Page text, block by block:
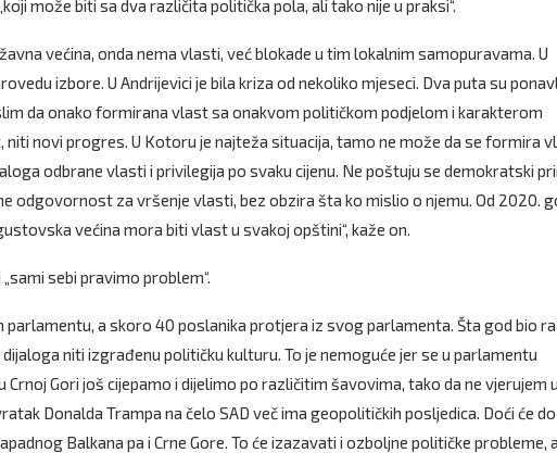
može biti sa dva različita politička pola, ali tako nije u praksi“.
većina, onda nema vlasti, već blokade u tim lokalnim samopuravama. U
izbore. U Andrijevici je bila kriza od nekoliko mjeseci. Dva puta su
da onako formirana vlast sa onakvom političkom podjelom i karakterom
novi progres. U Kotoru je najteža situacija, tamo ne može da se formira
odbrane vlasti i privilegija po svaku cijenu. Ne poštuju se demokratski
odgovornost za vršenje vlasti, bez obzira šta ko mislio o njemu. Od 2020.
većina mora biti vlast u svakoj opštini“, kaže on.
sebi pravimo problem“.
parlamentu, a skoro 40 poslanika protjera iz svog parlamenta. Šta god bio
niti izgrađenu političku kulturu. To je nemoguće jer se u parlamentu
Gori još cijepamo i dijelimo po različitim šavovima, tako da ne vjerujem
Donalda Trampa na čelo SAD več ima geopolitičkih posljedica. Doći će do
Balkana pa i Crne Gore. To će izazavati i ozboljne političke probleme,